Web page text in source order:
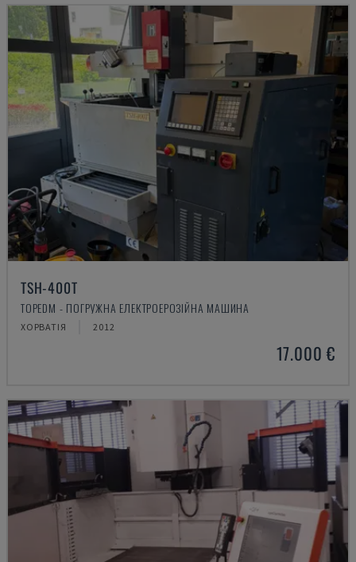
TSH-400T
TOPEDM - ПОГРУЖНА ЕЛЕКТРОЕРОЗІЙНА МАШИНА
ХОРВАТІЯ 2012
17.000 €